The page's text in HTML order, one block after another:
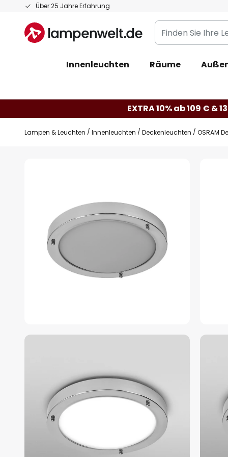
Über 25 Jahre Erfahrung
Zum
springen
Finden
Sie
Leuchte...
Innenleuchten Räume
EXTRA 10% ab 109 € &
Lampen & Leuchten Innenleuchten Deckenleuchten OSRAM
springen